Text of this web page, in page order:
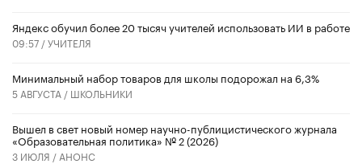
​Яндекс обучил более 20 тысяч учителей использовать ИИ в работе
09:57 /УЧИТЕЛЯ
Минимальный набор товаров для школы подорожал на 6,3%
5 АВГУСТА / ШКОЛЬНИКИ
Вышел в свет новый номер научно-публицистического журнала
«Образовательная политика» № 2 (2026)
3 ИЮЛЯ / АНОНС